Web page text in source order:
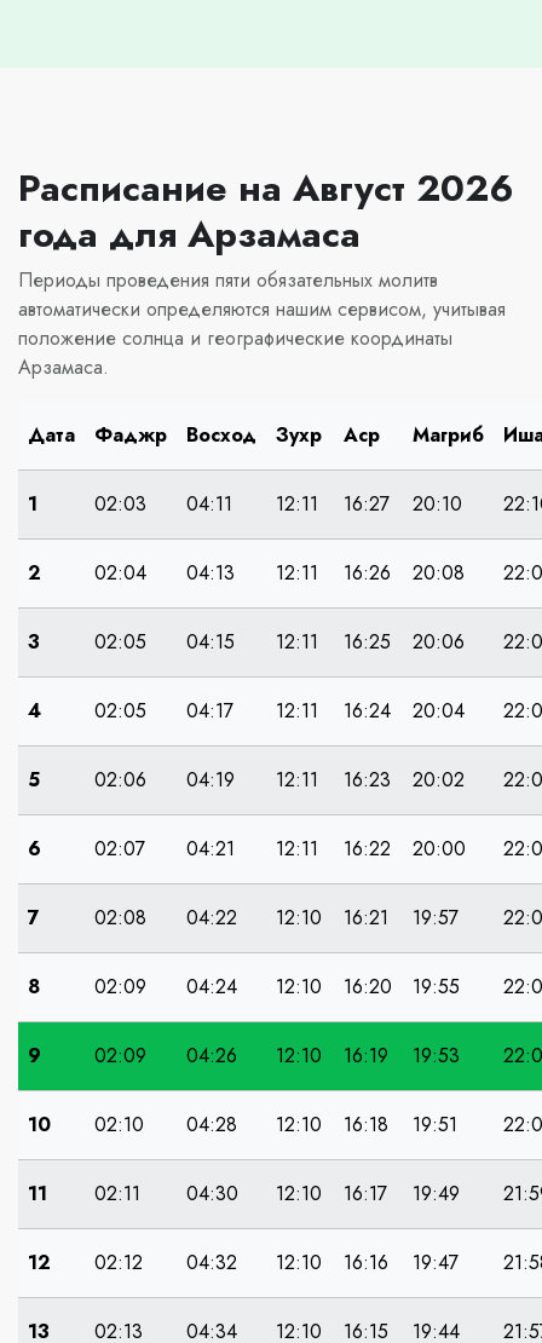
Расписание на Август 2026
года для Арзамаса
Периоды проведения пяти обязательных молитв
автоматически определяются нашим сервисом, учитывая
положение солнца и географические координаты
Арзамаса.
Дата Фаджр Восход Зухр Аср Магриб
1 02:03 04:11 12:11 16:27 20:10
2 02:04 04:13 12:11 16:26 20:08
3 02:05 04:15 12:11 16:25 20:06
4 02:05 04:17 12:11 16:24 20:04
5 02:06 04:19 12:11 16:23 20:02
6 02:07 04:21 12:11 16:22 20:00
7 02:08 04:22 12:10 16:21 19:57
8 02:09 04:24 12:10 16:20 19:55
9 02:09 04:26 12:10 16:19 19:53
10 02:10 04:28 12:10 16:18 19:51
11 02:11 04:30 12:10 16:17 19:49
12 02:12 04:32 12:10 16:16 19:47
13 02:13 04:34 12:10 16:15 19:44